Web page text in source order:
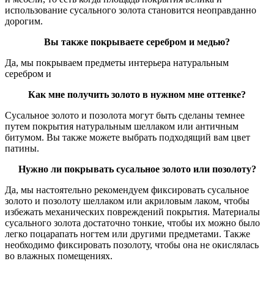
использование сусального золота становится неоправданно
дорогим.
Вы также покрываете серебром и медью?
Да, мы покрываем предметы интерьера натуральным
серебром и
Как мне получить золото в нужном мне оттенке?
Сусальное золото и позолота могут быть сделаны темнее
путем покрытия натуральным шеллаком или античным
битумом. Вы также можете выбрать подходящий вам цвет
патины.
Нужно ли покрывать сусальное золото или позолоту?
Да, мы настоятельно рекомендуем фиксировать сусальное
золото и позолоту шеллаком или акриловым лаком, чтобы
избежать механических повреждений покрытия. Материалы
сусального золота достаточно тонкие, чтобы их можно было
легко поцарапать ногтем или другими предметами. Также
необходимо фиксировать позолоту, чтобы она не окислялась
во влажных помещениях.